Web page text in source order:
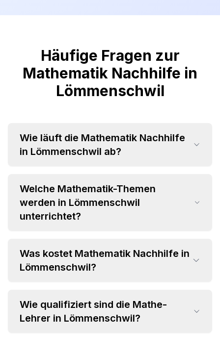
Häufige Fragen zur
Mathematik Nachhilfe in
Lömmenschwil
Wie läuft die Mathematik Nachhilfe
in Lömmenschwil ab?
Welche Mathematik-Themen
werden in Lömmenschwil
unterrichtet?
•
Grundrechenarten und Bruchrechnung
•
Analysis und Differentialrechnung
Was kostet Mathematik Nachhilfe in
Lömmenschwil?
• Einzelstunden ab CHF 35 pro Stunde
• Attraktive Paketpreise verfügbar
Wie qualifiziert sind die Mathe-
Lehrer in Lömmenschwil?